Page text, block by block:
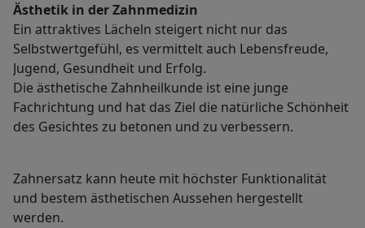
Ästhetik in der Zahnmedizin
Ein attraktives Lächeln steigert nicht nur das
Selbstwertgefühl, es vermittelt auch Lebensfreude,
Jugend, Gesundheit und Erfolg.
Die ästhetische Zahnheilkunde ist eine junge
Fachrichtung und hat das Ziel die natürliche Schönheit
des Gesichtes zu betonen und zu verbessern.
Zahnersatz kann heute mit höchster Funktionalität
und bestem ästhetischen Aussehen hergestellt
werden.